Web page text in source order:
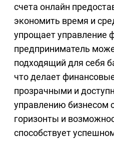
счета онлайн
экономить время и
упрощает управление
предприниматель
подходящий для себя
что делает
прозрачными и
управлению бизнесом
горизонты и
способствует